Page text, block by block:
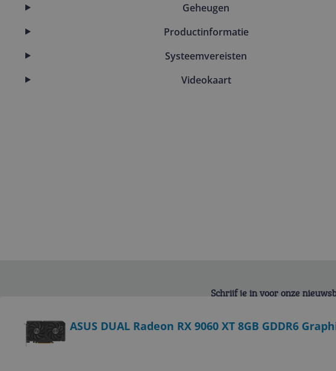
Geheugen
Productinformatie
Systeemvereisten
Videokaart
ASUS DUAL Radeon RX 9060 XT 8GB GDDR6
Schrijf je in voor onze